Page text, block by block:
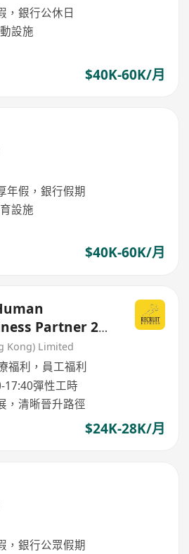
，銀行公休日
設施
$40K-60K/月
年假，銀行假期
設施
$40K-60K/月
Partner 24-
Kong) Limited
福利，員工福利
17:40彈性工時
，清晰晉升路徑
$24K-28K/月
，銀行公眾假期